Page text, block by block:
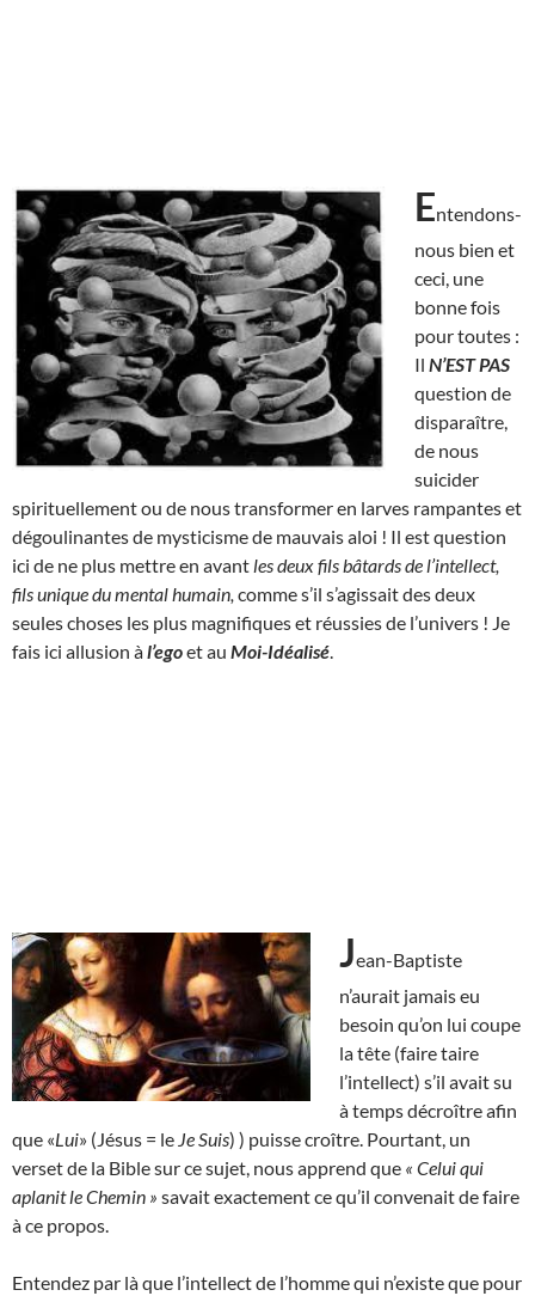
Entendons-
nous bien et
ceci, une
bonne fois
pour toutes :
Il N’EST PAS
question de
disparaître,
de nous
suicider
spirituellement ou de nous transformer en larves rampantes et
dégoulinantes de mysticisme de mauvais aloi ! Il est question
ici de ne plus mettre en avant les deux fils bâtards de l’intellect,
fils unique du mental humain, comme s’il s’agissait des deux
seules choses les plus magnifiques et réussies de l’univers ! Je
fais ici allusion àl’egoet au Moi-Idéalisé
Jean-Baptiste
n’aurait jamais eu
besoin qu’on lui coupe
la tête (faire taire
l’intellect) s’il avait su
à temps décroître afin
que «Lui» (Jésus = le Je Suis) ) puisse croître. Pourtant, un
verset de la Bible sur ce sujet, nous apprend que « Celui qui
aplanit le Chemin » savait exactement ce qu’il convenait de faire
à ce propos.
Entendez par là que l’intellect de l’homme qui n’existe que pour